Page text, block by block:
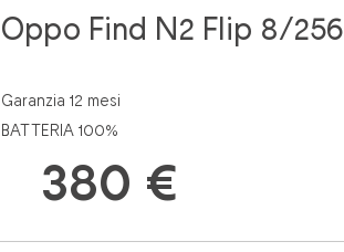
Oppo Find N2 Flip 8/256
Garanzia 12 mesi
BATTERIA 100%
380 €